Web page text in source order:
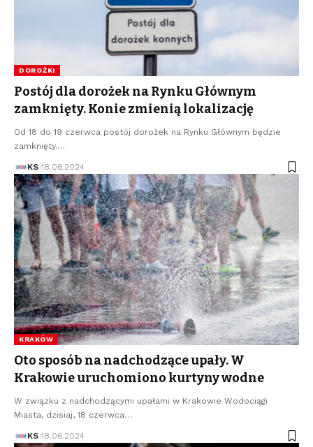
DOROŻKI
Postój dla dorożek na Rynku Głównym
zamknięty. Konie zmienią lokalizację
Od 18 do 19 czerwca postój dorożek na Rynku Głównym będzie
zamknięty.…
KS 18.06.2024
KRAKÓW
Oto sposób na nadchodzące upały. W
Krakowie uruchomiono kurtyny wodne
W związku z nadchodzącymi upałami w Krakowie Wodociągi
Miasta, dzisiaj, 18 czerwca…
KS 18.06.2024